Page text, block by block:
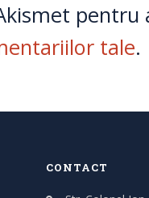
tale.
CONTACT